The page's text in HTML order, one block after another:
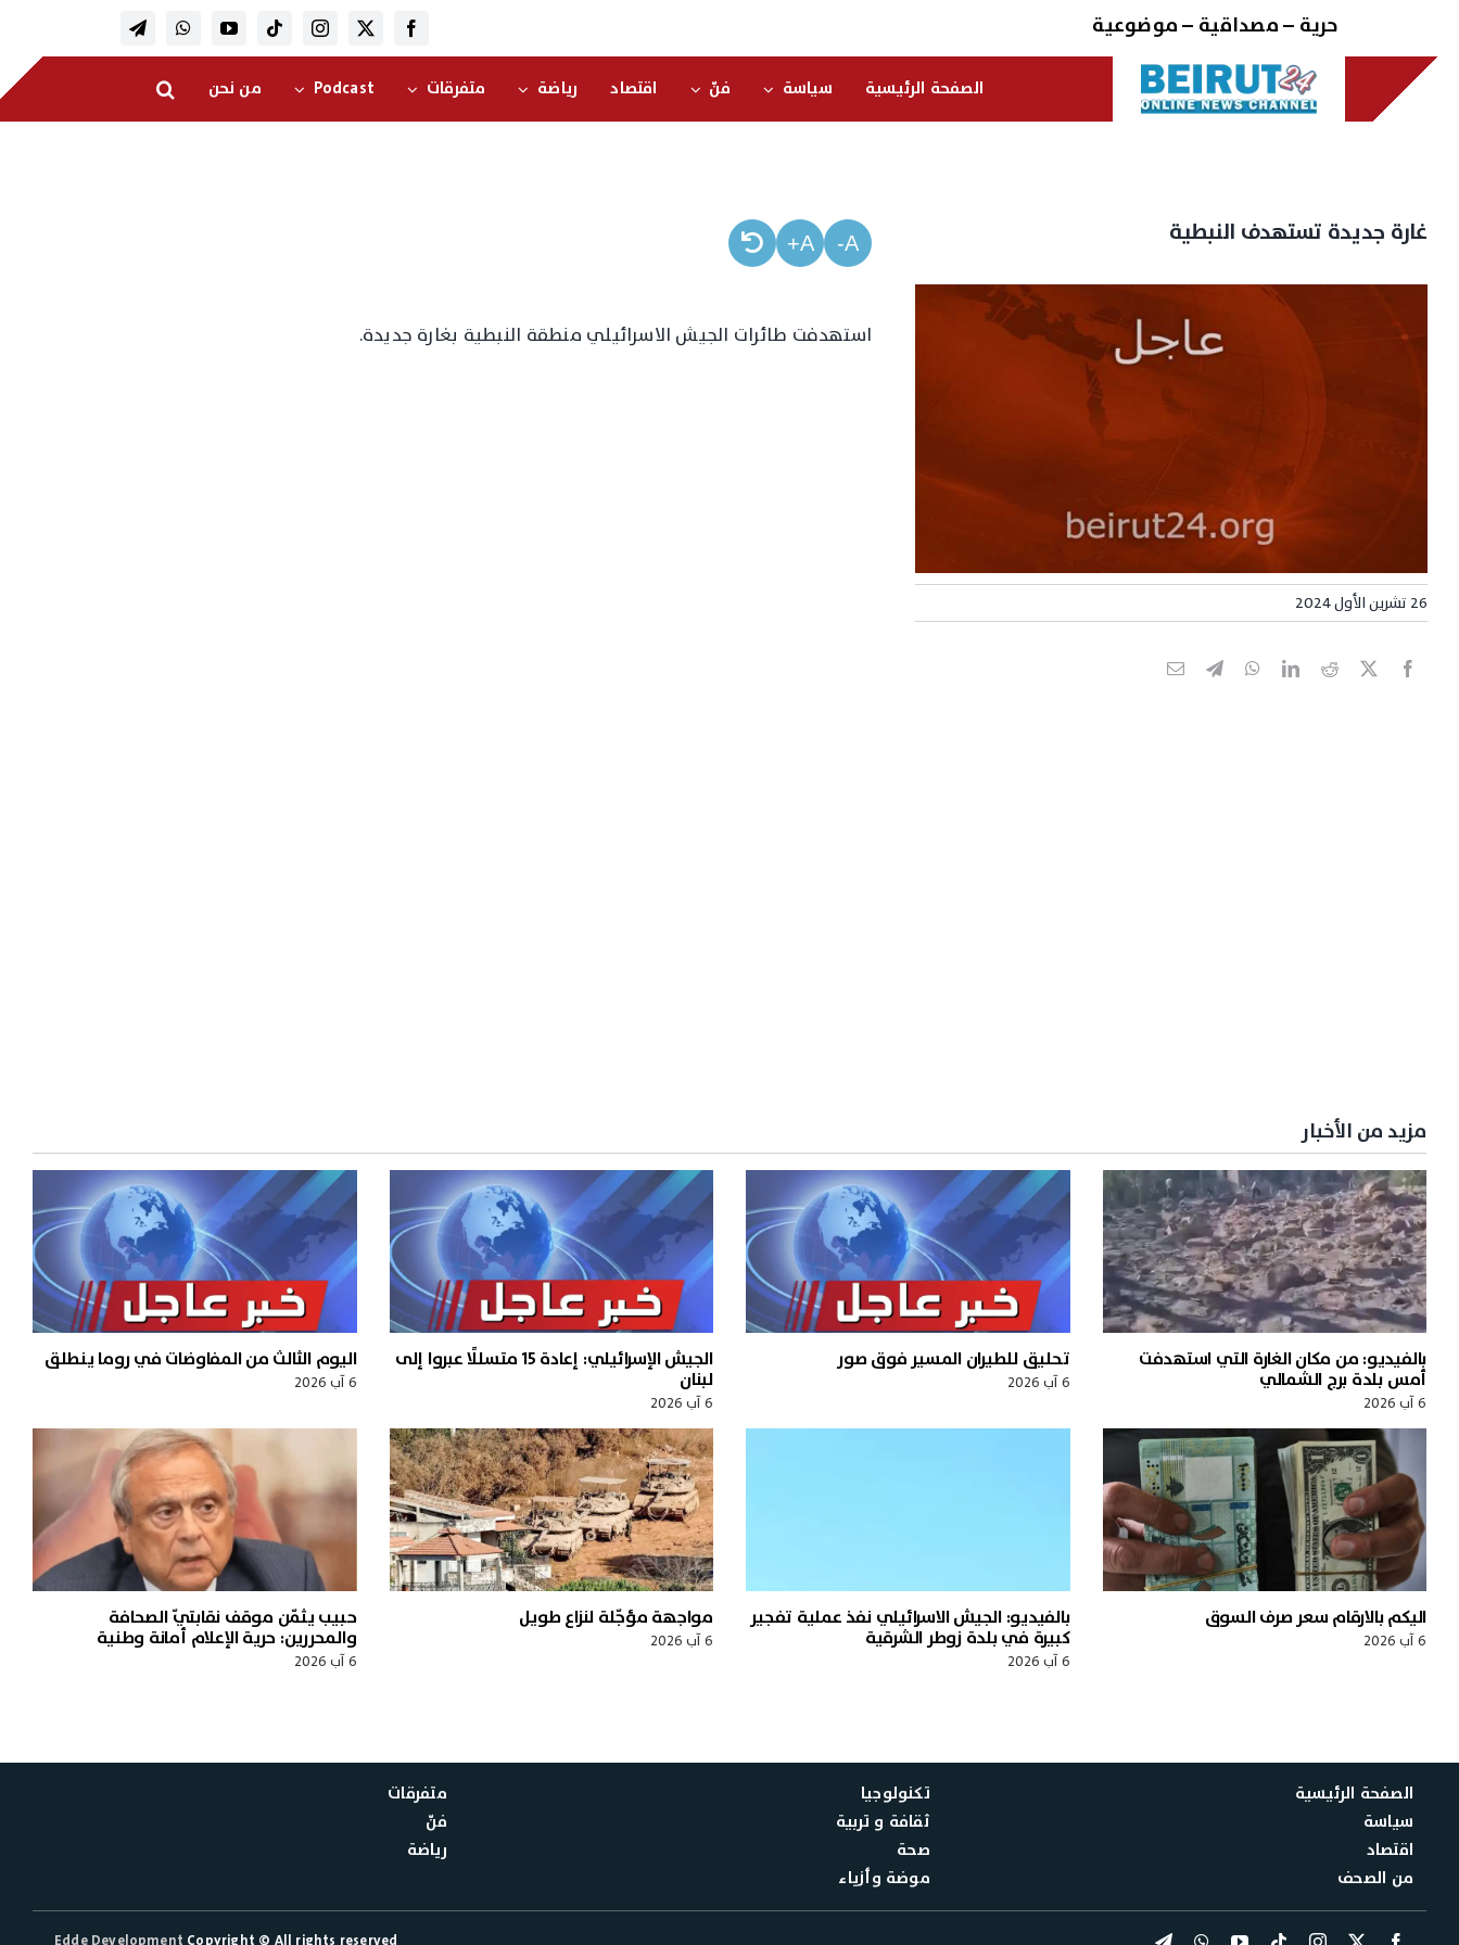
content
حرية – مصداقية – موضوعية
الصفحة الرئيسية سياسة فنّ اقتصاد رياضة متفرقات Podcast من نحن
غارة جديدة تستهدف النبطية
26 تشرين الأول 2024
A-
A+
استهدفت طائرات الجيش الاسرائيلي منطقة النبطية بغارة جديدة.
مزيد من الأخبار
بالفيديو: من مكان الغارة التي استهدفت
أمس بلدة برج الشمالي
6 آب 2026
تحليق للطيران المسير فوق صور
6 آب 2026
الجيش الإسرائيلي: إعادة 15 متسللًا عبروا إلى
لبنان
6 آب 2026
اليوم الثالث من المفاوضات في روما ينطلق
6 آب 2026
اليكم بالارقام سعر صرف السوق
6 آب 2026
بالفيديو: الجيش الاسرائيلي نفذ عملية تفجير
كبيرة في بلدة زوطر الشرقية
6 آب 2026
مواجهة مؤجّلة لنزاع طويل
6 آب 2026
حبيب يثمّن موقف نقابتيّ الصحافة
والمحررين: حرية الإعلام أمانة وطنية
6 آب 2026
الصفحة الرئيسية
سياسة
اقتصاد
من الصحف
تكنولوجيا
ثقافة و تربية
صحة
موضة وأزياء
متفرقات
فنّ
رياضة
Edde Development Copyright © All rights reserved